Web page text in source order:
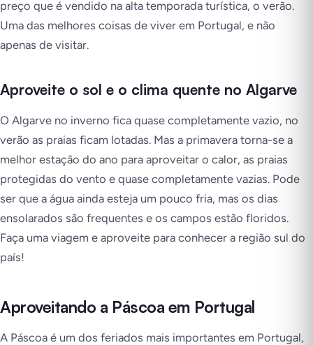
preço que é vendido na alta temporada turística, o verão.
Uma das melhores coisas de viver em Portugal, e não
apenas de visitar.
Aproveite o sol e o clima quente no Algarve
O Algarve no inverno fica quase completamente vazio, no
verão as praias ficam lotadas. Mas a primavera torna-se a
melhor estação do ano para aproveitar o calor, as praias
protegidas do vento e quase completamente vazias. Pode
ser que a água ainda esteja um pouco fria, mas os dias
ensolarados são frequentes e os campos estão floridos.
Faça uma viagem e aproveite para conhecer a região sul do
país!
Aproveitando a Páscoa em Portugal
A Páscoa é um dos feriados mais importantes em Portugal,